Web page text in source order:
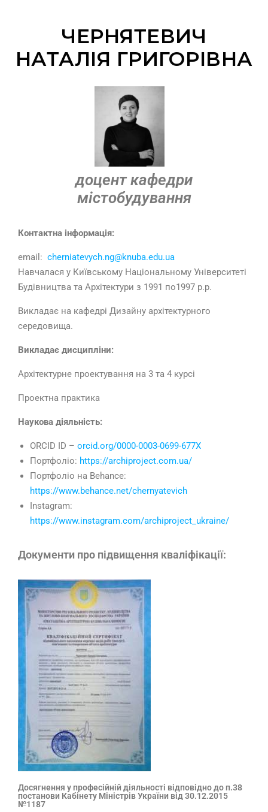
ЧЕРНЯТЕВИЧ
НАТАЛІЯ ГРИГОРІВНА
доцент кафедри
містобудування
Контактна інформація:
email: cherniatevych.ng@knuba.edu.ua
Навчалася у Київському Національному Університеті
Будівництва та Архітектури з 1991 по1997 р.р.
Викладає на кафедрі Дизайну архітектурного
середовища.
Викладає дисципліни:
Архітектурне проектування на 3 та 4 курсі
Проектна практика
Наукова діяльність:
ORCID ID – orcid.org/0000-0003-0699-677X
Портфолiо: https://archiproject.com.ua/
Портфоліо на Behance:
https://www.behance.net/chernyatevich
Instagram:
https://www.instagram.com/archiproject_ukraine/
Документи про підвищення кваліфікації:
Досягнення у професійній діяльності відповідно до п.38
постанови Кабінету Міністрів України від 30.12.2015
№1187